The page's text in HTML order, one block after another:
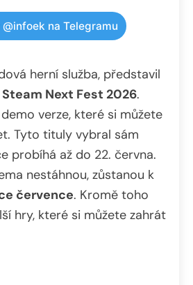
@infoek na Telegramu
herní služba, představil
Steam Next Fest 2026.
verze, které si můžete
Tyto tituly vybral sám
probíhá až do 22. června.
nestáhnou, zůstanou k
července. Kromě toho
hry, které si můžete zahrát